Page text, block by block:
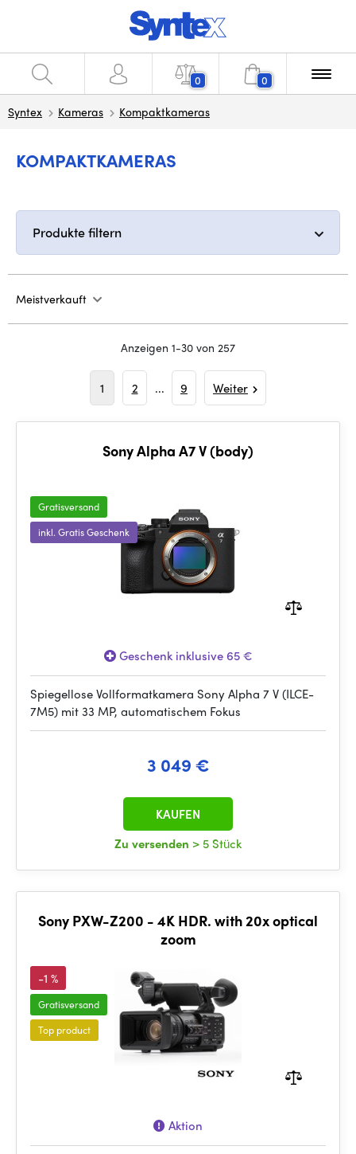
0 0
Syntex Kameras Kompaktkameras
KOMPAKTKAMERAS
Produkte filtern
Meistverkauft
Anzeigen 1-30 von 257
1 2 ... 9 Weiter
Sony Alpha A7 V (body)
Gratisversand
inkl. Gratis Geschenk
Geschenk inklusive 65 €
Spiegellose Vollformatkamera Sony Alpha 7 V (ILCE-
7M5) mit 33 MP, automatischem Fokus
3 049 €
Zu versenden > 5 Stück
KAUFEN
Sony PXW-Z200 - 4K HDR. with 20x optical
zoom
-1 %
Gratisversand
Top product
Aktion